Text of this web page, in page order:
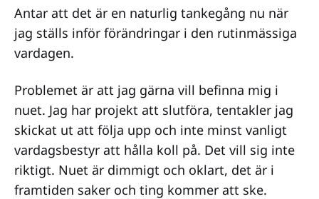
Antar att det är en naturlig tankegång nu när
jag ställs inför förändringar i den rutinmässiga
vardagen.
Problemet är att jag gärna vill befinna mig i
nuet. Jag har projekt att slutföra, tentakler jag
skickat ut att följa upp och inte minst vanligt
vardagsbestyr att hålla koll på. Det vill sig inte
riktigt. Nuet är dimmigt och oklart, det är i
framtiden saker och ting kommer att ske.